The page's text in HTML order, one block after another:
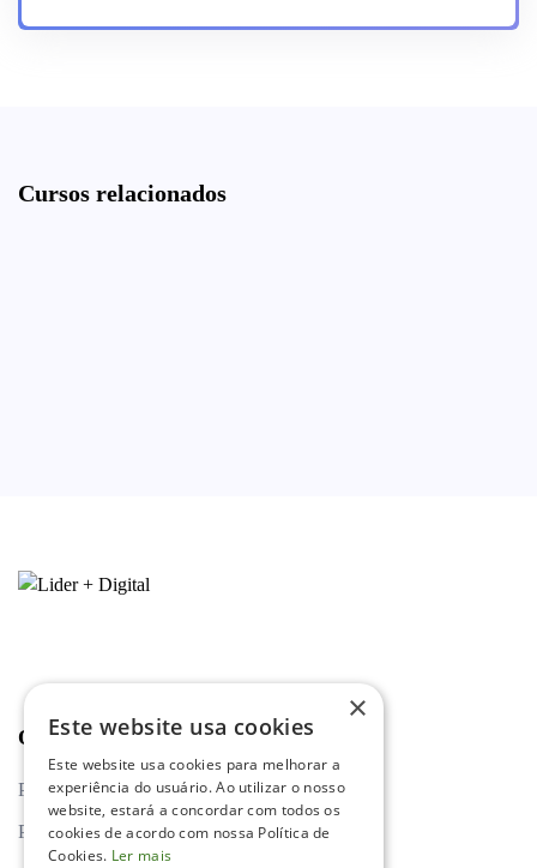
Cursos relacionados
Outros links
Política de privacidade
Política de cookies
×
Este website usa cookies
Este website usa cookies para melhorar a
experiência do usuário. Ao utilizar o nosso
website, estará a concordar com todos os
cookies de acordo com nossa Política de
Cookies. Ler mais